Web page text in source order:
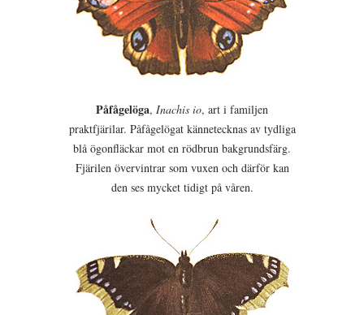
Påfågelöga, Inachis io, art i familjen
praktfjärilar. Påfågelögat kännetecknas av tydliga
blå ögonfläckar mot en rödbrun bakgrundsfärg.
Fjärilen övervintrar som vuxen och därför kan
den ses mycket tidigt på våren.